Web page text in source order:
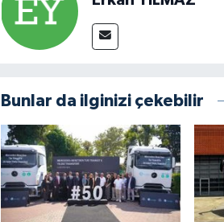
Bunlar da ilginizi çekebilir